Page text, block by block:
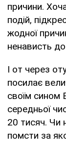
причини.
подій,
жодної
ненависть
І от через
посилає
своїм сином
середньої
20 тисяч. Чи
помсти за